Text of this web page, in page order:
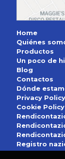
Home
Quiénes
Productos
Un poco de
Blog
Contactos
Dónde
Privacy Policy
Cookie Policy
Registro